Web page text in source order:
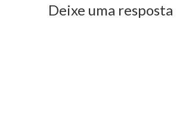
Deixe uma resposta